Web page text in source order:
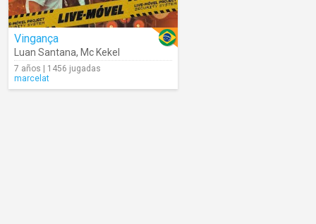
Vingança
Luan Santana, Mc Kekel
7 años | 1456 jugadas
marcelat